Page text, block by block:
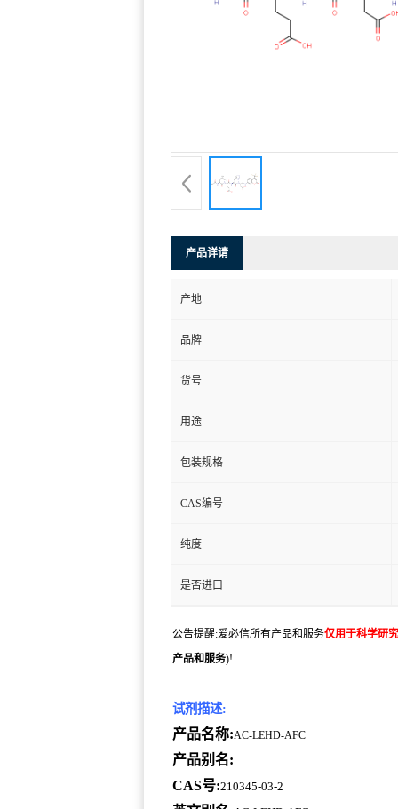
产品详请
产地
品牌
货号
用途
包装规格
CAS编号
纯度
是否进口
公告提醒:爱必信所有产品和服务仅用于科学研究
产品和服务)!
试剂描述:
产品名称:AC-LEHD-AFC
产品别名:
CAS号:210345-03-2